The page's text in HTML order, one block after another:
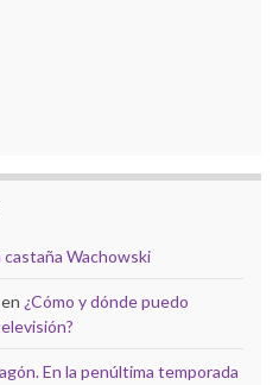
castaña Wachowski
en ¿Cómo y dónde puedo
En la penúltima temporada